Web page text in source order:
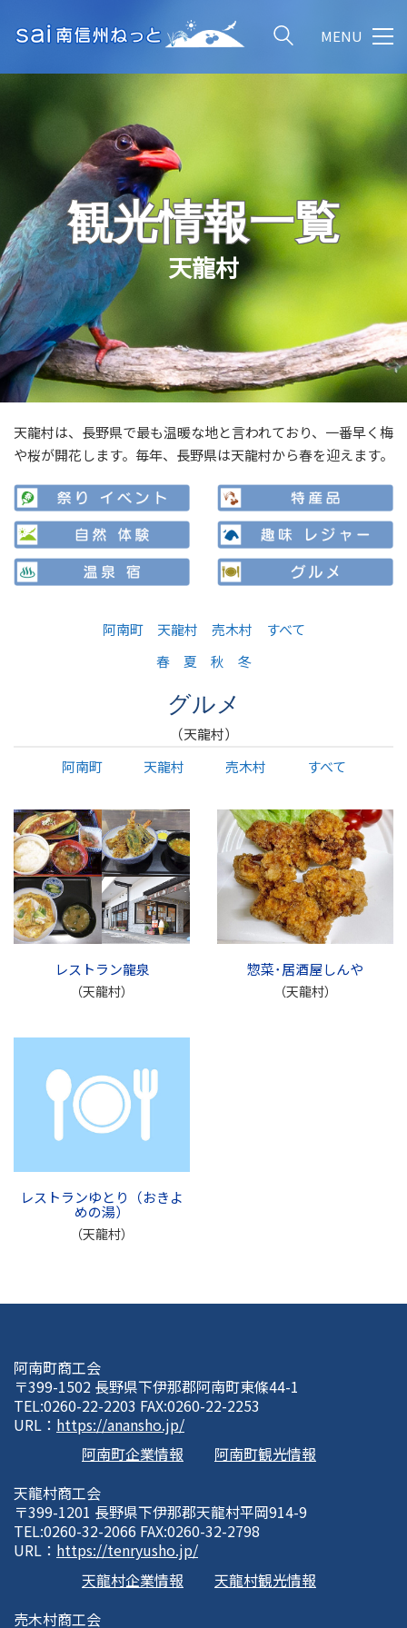
MENU
観光情報一覧
天龍村
天龍村は、長野県で最も温暖な地と言われており、一番早く梅
や桜が開花します。毎年、長野県は天龍村から春を迎えます。
阿南町 天龍村 売木村
すべて
春
夏 秋 冬
グルメ
（天龍村）
阿南町
天龍村 売木村 すべて
レストラン龍泉
（天龍村）
惣菜･居酒屋しんや
（天龍村）
レストランゆとり（おきよ
めの湯）
（天龍村）
阿南町商工会
〒399-1502 長野県下伊那郡阿南町東條44-1
TEL:0260-22-2203 FAX:0260-22-2253
URL： https://anansho.jp/
阿南町企業情報
阿南町観光情報
天龍村商工会
〒399-1201 長野県下伊那郡天龍村平岡914-9
TEL:0260-32-2066 FAX:0260-32-2798
URL： https://tenryusho.jp/
天龍村企業情報
天龍村観光情報
売木村商工会